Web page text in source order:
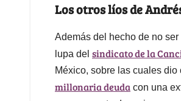
Los otros líos de
Además del hecho de no
lupa del sindicato de la
México, sobre las cuales
millonaria deuda con una